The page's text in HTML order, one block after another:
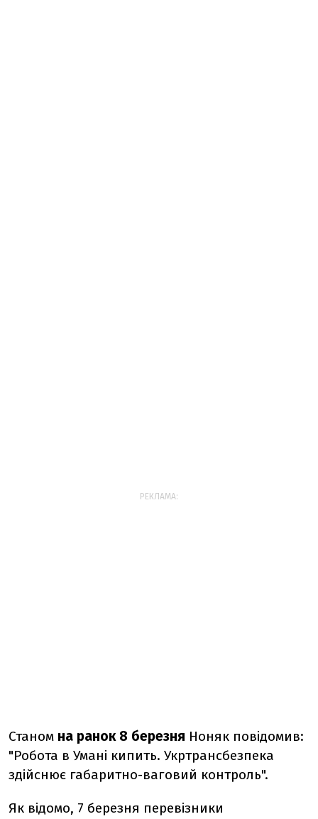
РЕКЛАМА:
Станом на ранок 8 березня Ноняк повідомив:
"Робота в Умані кипить. Укртрансбезпека
здійснює габаритно-ваговий контроль".
Як відомо, 7 березня перевізники